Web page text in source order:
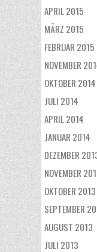
APRIL 2015
MÄRZ 2015
FEBRUAR 2015
NOVEMBER
OKTOBER 2014
JULI 2014
APRIL 2014
JANUAR 2014
DEZEMBER
NOVEMBER
OKTOBER 2013
SEPTEMBER
AUGUST 2013
JULI 2013